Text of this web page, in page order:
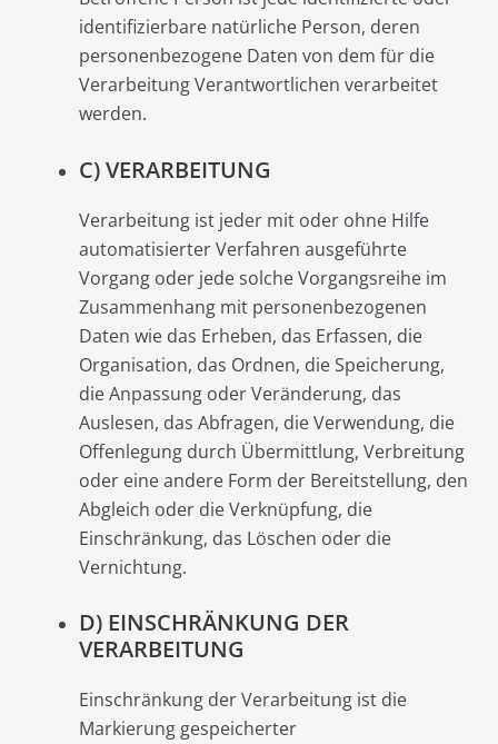
identifizierbare natürliche Person, deren
personenbezogene Daten von dem für die
Verarbeitung Verantwortlichen verarbeitet
werden.
C) VERARBEITUNG
Verarbeitung ist jeder mit oder ohne Hilfe
automatisierter Verfahren ausgeführte
Vorgang oder jede solche Vorgangsreihe im
Zusammenhang mit personenbezogenen
Daten wie das Erheben, das Erfassen, die
Organisation, das Ordnen, die Speicherung,
die Anpassung oder Veränderung, das
Auslesen, das Abfragen, die Verwendung, die
Offenlegung durch Übermittlung, Verbreitung
oder eine andere Form der Bereitstellung, den
Abgleich oder die Verknüpfung, die
Einschränkung, das Löschen oder die
Vernichtung.
D) EINSCHRÄNKUNG DER
VERARBEITUNG
Einschränkung der Verarbeitung ist die
Markierung gespeicherter